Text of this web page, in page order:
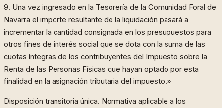
9. Una vez ingresado en la Tesorería de la Comunidad Foral de
Navarra el importe resultante de la liquidación pasará a
incrementar la cantidad consignada en los presupuestos para
otros fines de interés social que se dota con la suma de las
cuotas íntegras de los contribuyentes del Impuesto sobre la
Renta de las Personas Físicas que hayan optado por esta
finalidad en la asignación tributaria del impuesto.»
Disposición transitoria única. Normativa aplicable a los